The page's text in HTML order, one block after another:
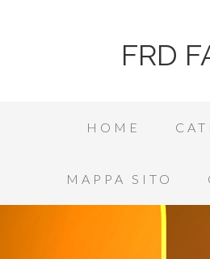
FRD
HOME
MAPPA SITO